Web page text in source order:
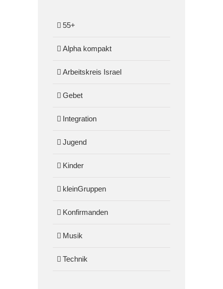
55+
Alpha kompakt
Arbeitskreis Israel
Gebet
Integration
Jugend
Kinder
kleinGruppen
Konfirmanden
Musik
Technik